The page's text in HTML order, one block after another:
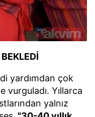
yardımdan çok
Yıllarca
yalnız